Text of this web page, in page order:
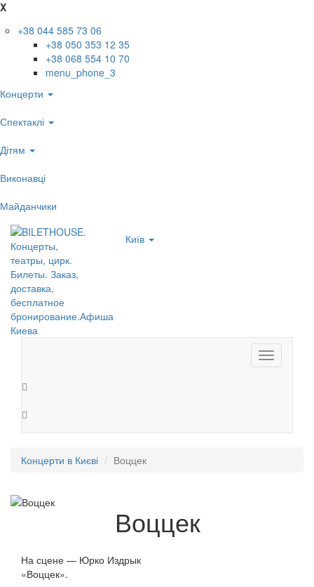
X
+38 044 585 73 06
+38 050 353 12 35
+38 068 554 10 70
menu_phone_3
Концерти
Спектаклі
Дітям
Виконавці
Майданчики
Київ
Toggle
navigation
Концерти в Києві Воццек
Воццек
На сцене — Юрко Издрык
«Воццек».